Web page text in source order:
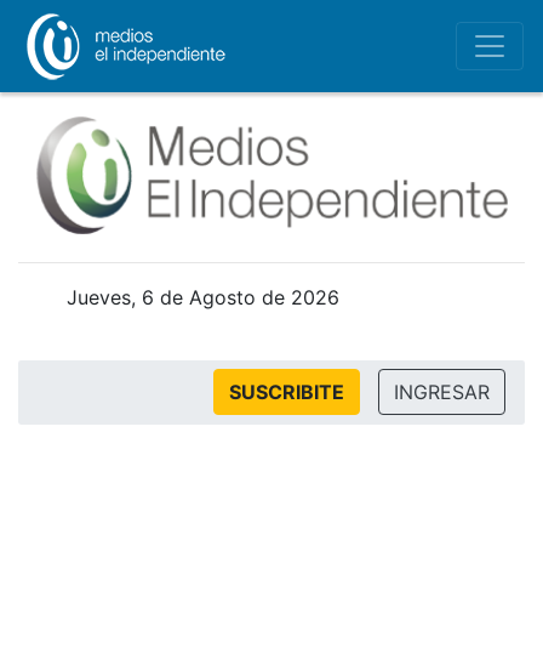
Jueves, 6 de Agosto de 2026
SUSCRIBITE INGRESAR